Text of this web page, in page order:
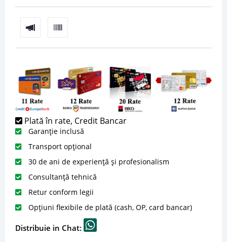
Plată în rate, Credit Bancar
Garanție inclusă
Transport opțional
30 de ani de experiență și profesionalism
Consultanță tehnică
Retur conform legii
Opțiuni flexibile de plată (cash, OP, card bancar)
Distribuie in Chat: